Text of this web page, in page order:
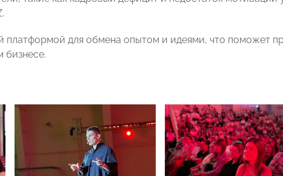
платформой для обмена опытом и идеями, что поможет
бизнесе.